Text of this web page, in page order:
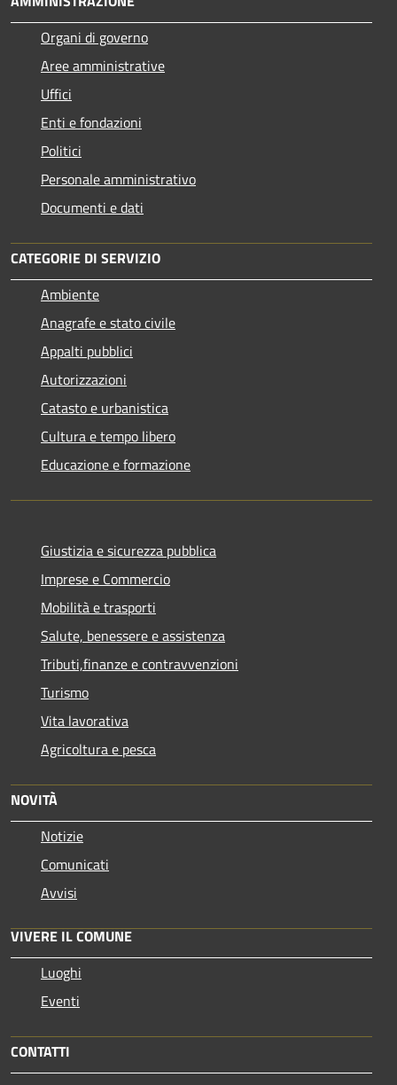
Organi di governo
Aree amministrative
Uffici
Enti e fondazioni
Politici
Personale amministrativo
Documenti e dati
CATEGORIE DI SERVIZIO
Ambiente
Anagrafe e stato civile
Appalti pubblici
Autorizzazioni
Catasto e urbanistica
Cultura e tempo libero
Educazione e formazione
Giustizia e sicurezza pubblica
Imprese e Commercio
Mobilità e trasporti
Salute, benessere e assistenza
Tributi,finanze e contravvenzioni
Turismo
Vita lavorativa
Agricoltura e pesca
NOVITÀ
Notizie
Comunicati
Avvisi
VIVERE IL COMUNE
Luoghi
Eventi
CONTATTI